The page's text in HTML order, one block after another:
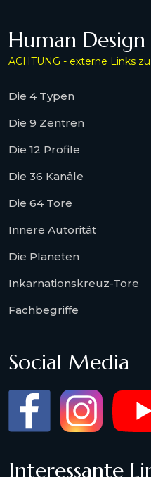
Human
ACHTUNG - externe Links zu
Die 4 Typen
Die 9 Zentren
Die 12 Profile
Die 36 Kanäle
Die 64 Tore
Innere Autorität
Die Planeten
Inkarnationskreuz-Tore
Fachbegriffe
Social Media
Interessante